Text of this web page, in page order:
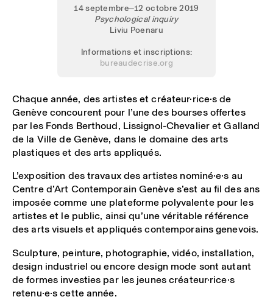
14 septembre‒12 octobre 2019
Psychological inquiry
Liviu Poenaru
Informations et inscriptions:
bureaudecrise.org
Chaque année, des artistes et créateur·rice·s de
Genève concourent pour l’une des bourses offertes
par les Fonds Berthoud, Lissignol-Chevalier et Galland
de la Ville de Genève, dans le domaine des arts
plastiques et des arts appliqués.
L’exposition des travaux des artistes nominé·e·s au
Centre d’Art Contemporain Genève s’est au fil des ans
imposée comme une plateforme polyvalente pour les
artistes et le public, ainsi qu’une véritable référence
des arts visuels et appliqués contemporains genevois.
Sculpture, peinture, photographie, vidéo, installation,
design industriel ou encore design mode sont autant
de formes investies par les jeunes créateur·rice·s
retenu·e·s cette année.